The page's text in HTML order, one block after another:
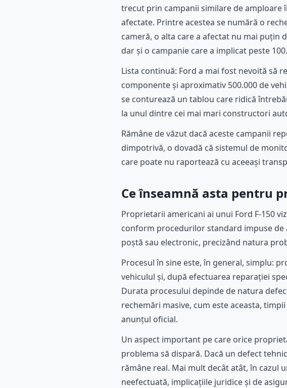
trecut prin campanii similare de amploare
afectate. Printre acestea se numără o
cameră, o alta care a afectat nu mai puțin
dar și o campanie care a implicat peste
Lista continuă: Ford a mai fost nevoită să
componente și aproximativ 500.000 de
se conturează un tablou care ridică
la unul dintre cei mai mari constructori
Rămâne de văzut dacă aceste campanii
dimpotrivă, o dovadă că sistemul de
care poate nu raportează cu aceeași
Ce înseamnă asta pentru
Proprietarii americani ai unui Ford F-150
conform procedurilor standard impuse
poștă sau electronic, precizând natura
Procesul în sine este, în general, simplu:
vehiculul și, după efectuarea reparației
Durata procesului depinde de natura
rechemări masive, cum este aceasta,
anunțul oficial.
Un aspect important pe care orice
problema să dispară. Dacă un defect
rămâne real. Mai mult decât atât, în cazul
neefectuată, implicațiile juridice și de